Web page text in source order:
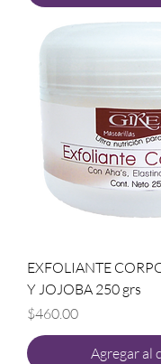
EXFOLIANTE
Y JOJOBA 250 grs
Precio
$460.00
Agregar al